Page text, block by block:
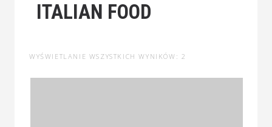
ITALIAN FOOD
WYŚWIETLANIE WSZYSTKICH WYNIKÓW: 2